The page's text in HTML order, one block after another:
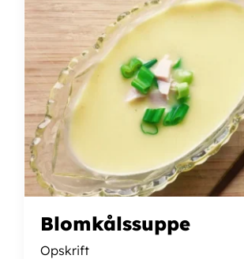
Blomkålssuppe
Opskrift